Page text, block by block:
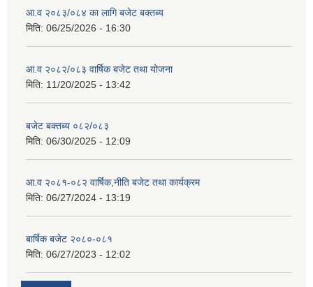
आ.व २०८३/०८४ का लागि बजेट बक्तब्य
मिति: 06/25/2026 - 16:30
आ.व २०८२/०८३ वार्षिक बजेट तथा योजना
मिति: 11/20/2025 - 13:42
बजेट बक्तब्य ०८२/०८३
मिति: 06/30/2025 - 12:09
आ.व २०८१-०८२ वार्षिक,नीति बजेट तथा कार्यक्रम
मिति: 06/27/2024 - 13:19
बार्षिक बजेट २०८०-०८१
मिति: 06/27/2023 - 12:02